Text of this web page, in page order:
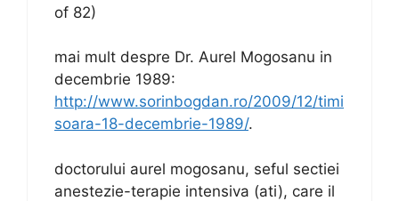
of 82)
mai mult despre Dr. Aurel Mogosanu in
decembrie 1989:
http://www.sorinbogdan.ro/2009/12/timi
soara-18-decembrie-1989/.
doctorului aurel mogosanu, seful sectiei
anestezie-terapie intensiva (ati), care il